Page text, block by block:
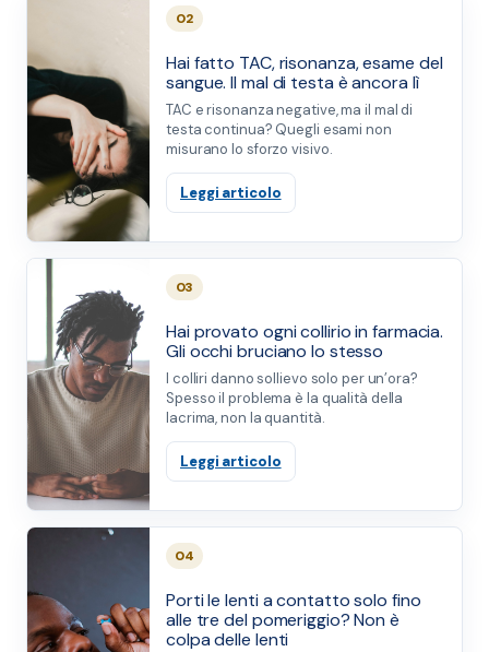
02
Hai fatto TAC, risonanza, esame del
sangue. Il mal di testa è ancora lì
TAC e risonanza negative, ma il mal di
testa continua? Quegli esami non
misurano lo sforzo visivo.
Leggi articolo
03
Hai provato ogni collirio in farmacia.
Gli occhi bruciano lo stesso
I colliri danno sollievo solo per un’ora?
Spesso il problema è la qualità della
lacrima, non la quantità.
Leggi articolo
04
Porti le lenti a contatto solo fino
alle tre del pomeriggio? Non è
colpa delle lenti